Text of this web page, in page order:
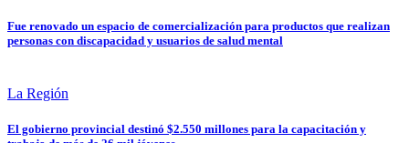
Fue renovado un espacio de comercialización para productos que realizan
personas con discapacidad y usuarios de salud mental
La Región
El gobierno provincial destinó $2.550 millones para la capacitación y